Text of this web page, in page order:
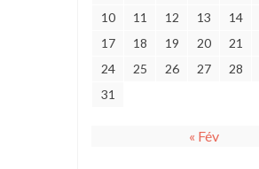
10
11 12 13 14
17
18 19 20 21
24
25 26 27 28
31
« Fév